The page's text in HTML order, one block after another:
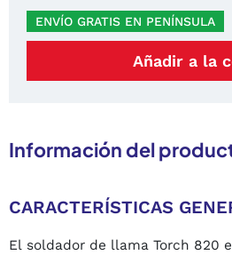
ENVÍO GRATIS EN PENÍNSULA
Añadir a la
Información del
CARACTERÍSTICAS
El soldador de llama Torch 820